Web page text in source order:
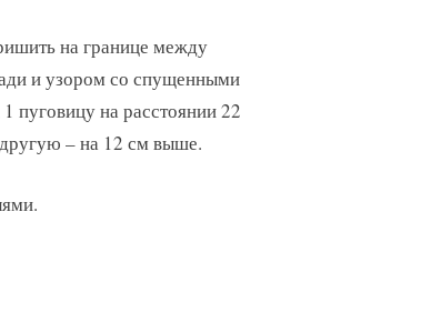
на границе между
и узором со спущенными
пуговицу на расстоянии 22
– на 12 см выше.